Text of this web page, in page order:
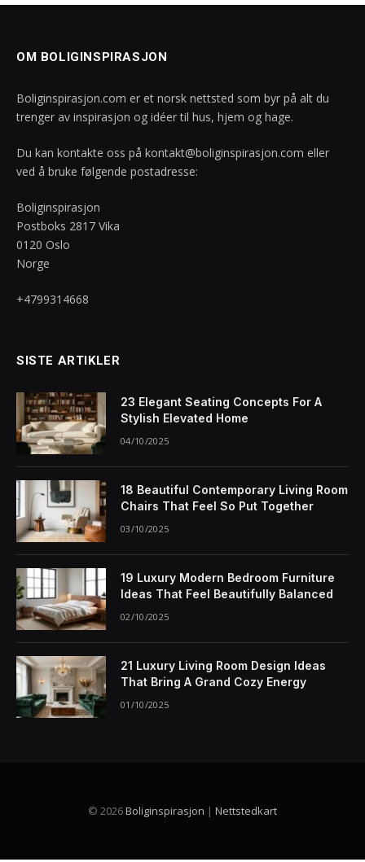
OM BOLIGINSPIRASJON
Boliginspirasjon.com er et norsk nettsted som byr på alt du
trenger av inspirasjon og idéer til hus, hjem og hage.
Du kan kontakte oss på kontakt@boliginspirasjon.com eller
ved å bruke følgende postadresse:
Boliginspirasjon
Postboks 2817 Vika
0120 Oslo
Norge
+4799314668
SISTE ARTIKLER
23 Elegant Seating Concepts For A
Stylish Elevated Home
04/10/2025
18 Beautiful Contemporary Living Room
Chairs That Feel So Put Together
03/10/2025
19 Luxury Modern Bedroom Furniture
Ideas That Feel Beautifully Balanced
02/10/2025
21 Luxury Living Room Design Ideas
That Bring A Grand Cozy Energy
01/10/2025
© 2026Boliginspirasjon | Nettstedkart